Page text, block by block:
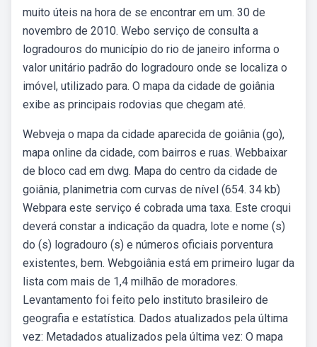
muito úteis na hora de se encontrar em um. 30 de
novembro de 2010. Webo serviço de consulta a
logradouros do município do rio de janeiro informa o
valor unitário padrão do logradouro onde se localiza o
imóvel, utilizado para. O mapa da cidade de goiânia
exibe as principais rodovias que chegam até.
Webveja o mapa da cidade aparecida de goiânia (go),
mapa online da cidade, com bairros e ruas. Webbaixar
de bloco cad em dwg. Mapa do centro da cidade de
goiânia, planimetria com curvas de nível (654. 34 kb)
Webpara este serviço é cobrada uma taxa. Este croqui
deverá constar a indicação da quadra, lote e nome (s)
do (s) logradouro (s) e números oficiais porventura
existentes, bem. Webgoiânia está em primeiro lugar da
lista com mais de 1,4 milhão de moradores.
Levantamento foi feito pelo instituto brasileiro de
geografia e estatística. Dados atualizados pela última
vez: Metadados atualizados pela última vez: O mapa